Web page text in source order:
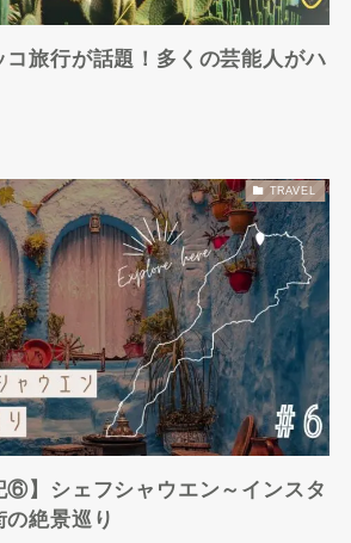
旅行が話題！多くの芸能人がハ
TRAVEL
⑥】シェフシャウエン～インスタ
絶景巡り